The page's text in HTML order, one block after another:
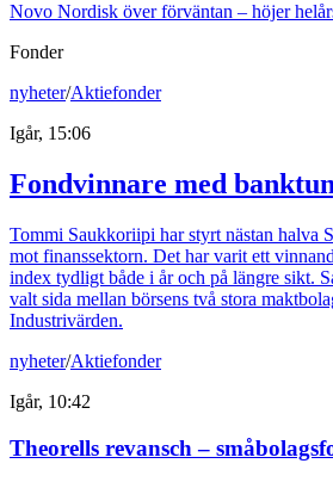
Novo Nordisk över förväntan – höjer
Fonder
nyheter/Aktiefonder
Igår, 15:06
Fondvinnare med
Tommi Saukkoriipi har styrt nästan halva
mot finanssektorn. Det har varit ett
index tydligt både i år och på längre sikt.
valt sida mellan börsens två stora
Industrivärden.
nyheter/Aktiefonder
Igår, 10:42
Theorells revansch –